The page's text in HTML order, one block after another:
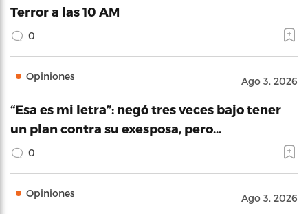
Terror a las 10 AM
0
Opiniones Ago 3, 2026
“Esa es mi letra”: negó tres veces bajo tener
un plan contra su exesposa, pero…
0
Opiniones Ago 3, 2026